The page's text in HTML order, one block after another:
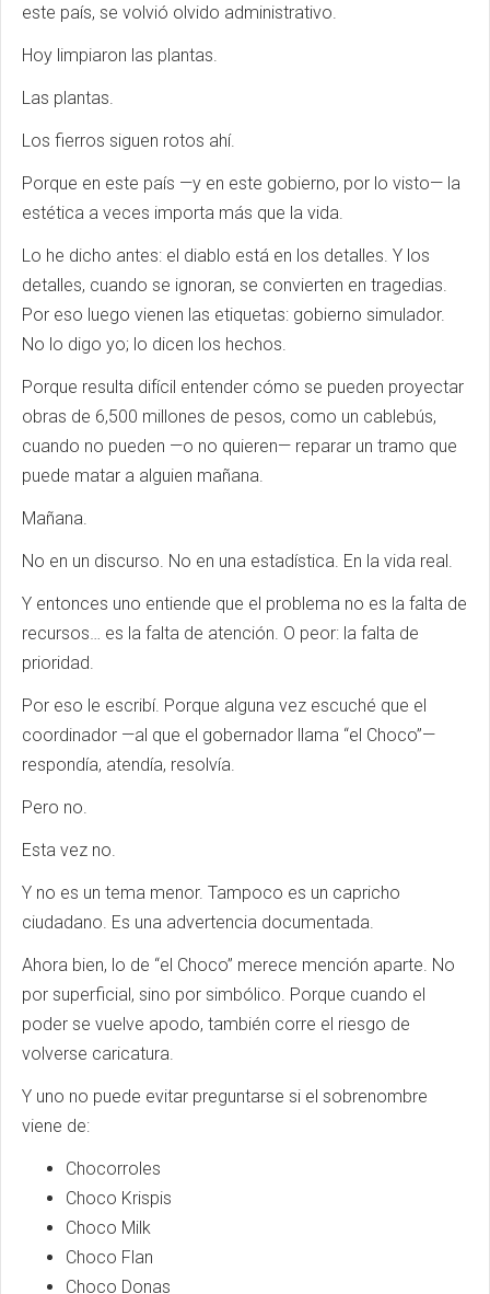
este país, se volvió olvido administrativo.
Hoy limpiaron las plantas.
Las plantas.
Los fierros siguen rotos ahí.
Porque en este país —y en este gobierno, por lo visto— la
estética a veces importa más que la vida.
Lo he dicho antes: el diablo está en los detalles. Y los
detalles, cuando se ignoran, se convierten en tragedias.
Por eso luego vienen las etiquetas: gobierno simulador.
No lo digo yo; lo dicen los hechos.
Porque resulta difícil entender cómo se pueden proyectar
obras de 6,500 millones de pesos, como un cablebús,
cuando no pueden —o no quieren— reparar un tramo que
puede matar a alguien mañana.
Mañana.
No en un discurso. No en una estadística. En la vida real.
Y entonces uno entiende que el problema no es la falta de
recursos… es la falta de atención. O peor: la falta de
prioridad.
Por eso le escribí. Porque alguna vez escuché que el
coordinador —al que el gobernador llama “el Choco”—
respondía, atendía, resolvía.
Pero no.
Esta vez no.
Y no es un tema menor. Tampoco es un capricho
ciudadano. Es una advertencia documentada.
Ahora bien, lo de “el Choco” merece mención aparte. No
por superficial, sino por simbólico. Porque cuando el
poder se vuelve apodo, también corre el riesgo de
volverse caricatura.
Y uno no puede evitar preguntarse si el sobrenombre
viene de:
Chocorroles
Choco Krispis
Choco Milk
Choco Flan
Choco Donas